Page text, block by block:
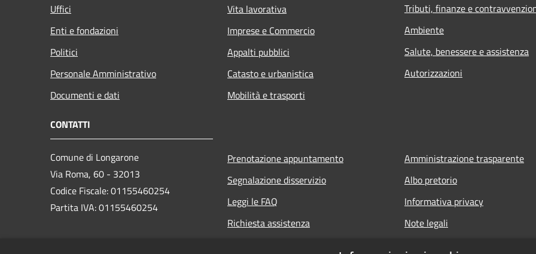
Uffici
Enti e fondazioni
Politici
Personale Amministrativo
Documenti e dati
Vita lavorativa
Imprese e Commercio
Appalti pubblici
Catasto e urbanistica
Mobilità e trasporti
Tributi, finanze e
Ambiente
Salute, benessere e assistenza
Autorizzazioni
CONTATTI
Comune di Longarone
Via Roma, 60 - 32013
Codice Fiscale: 01155460254
Partita IVA: 01155460254
Prenotazione appuntamento
Segnalazione disservizio
Leggi le FAQ
Richiesta assistenza
Amministrazione trasparente
Albo pretorio
Informativa privacy
Note legali